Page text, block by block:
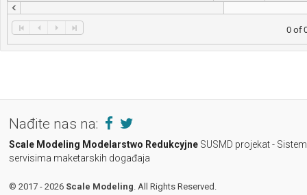
No records to display
0 of
Nađite nas na:
Scale Modeling Modelarstwo Redukcyjne SUSMD projekat -
servisima maketarskih događaja
© 2017 - 2026 Scale Modeling. All Rights Reserved.